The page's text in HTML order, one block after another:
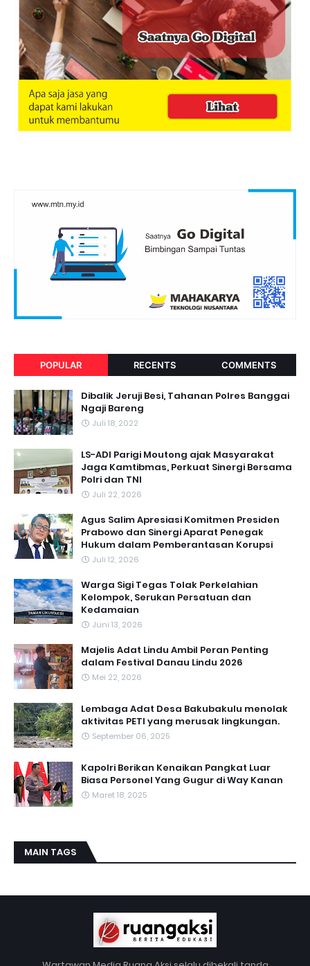
POPULAR RECENTS COMMENTS
Dibalik Jeruji Besi, Tahanan Polres Banggai
Ngaji Bareng
Juli 18, 2022
LS-ADI Parigi Moutong ajak Masyarakat
Jaga Kamtibmas, Perkuat Sinergi Bersama
Polri dan TNI
Juli 22, 2026
Agus Salim Apresiasi Komitmen Presiden
Prabowo dan Sinergi Aparat Penegak
Hukum dalam Pemberantasan Korupsi
Juli 12, 2026
Warga Sigi Tegas Tolak Perkelahian
Kelompok, Serukan Persatuan dan
Kedamaian
Juni 13, 2026
Majelis Adat Lindu Ambil Peran Penting
dalam Festival Danau Lindu 2026
Mei 22, 2026
Lembaga Adat Desa Bakubakulu menolak
aktivitas PETI yang merusak lingkungan.
September 06, 2025
Kapolri Berikan Kenaikan Pangkat Luar
Biasa Personel Yang Gugur di Way Kanan
Maret 18, 2025
MAIN TAGS